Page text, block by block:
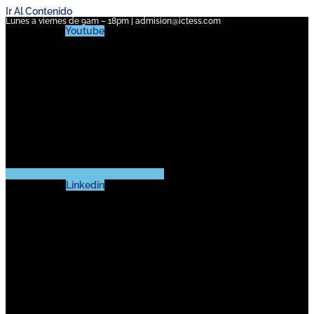
Ir Al Contenido
Lunes a viernes de 9am – 18pm | admision@ictess.com
Youtube
Linkedin